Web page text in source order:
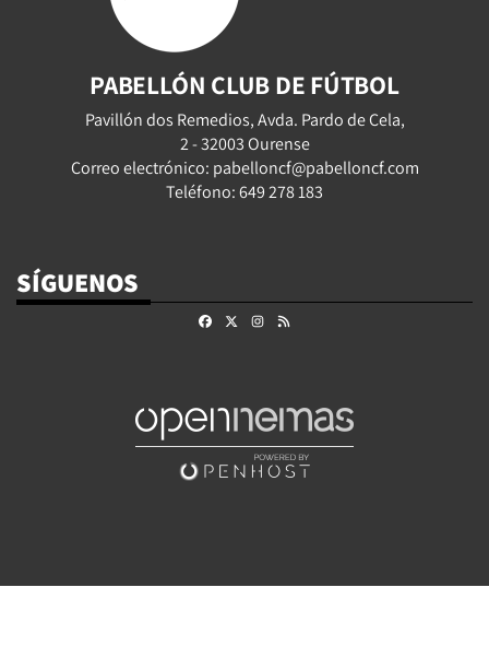
PABELLÓN CLUB DE FÚTBOL
Pavillón dos Remedios, Avda. Pardo de Cela,
2 - 32003 Ourense
Correo electrónico: pabelloncf@pabelloncf.com
Teléfono: 649 278 183
SÍGUENOS
FacebookInstagram